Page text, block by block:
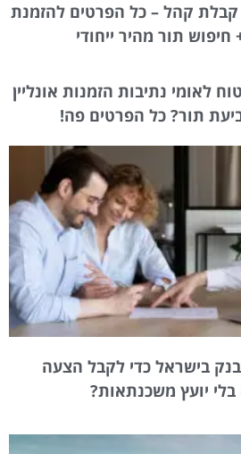
קבלת קהל – כל הפרטים להזמנת
חיפוש תור מהיר ייחודי
לאומי נתיבות הזמנות אונליין
תור? כל הפרטים פה!
בישראל כדי לקבל הצעה
יועץ משכנתאות?